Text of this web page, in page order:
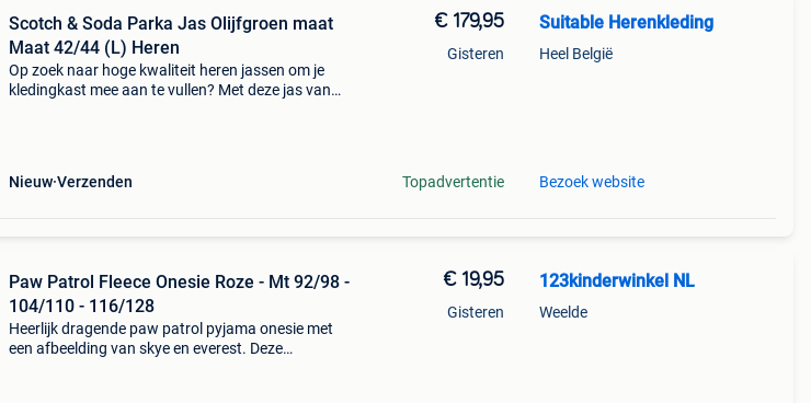
Scotch & Soda Parka Jas Olijfgroen maat
Maat 42/44 (L) Heren
Op zoek naar hoge kwaliteit heren jassen om je
kledingkast mee aan te vullen? Met deze jas van
Nieuw Verzenden
€ 179,95
Gisteren
Topadvertentie
Suitable Herenkleding
Heel België
Bezoek website
Paw Patrol Fleece Onesie Roze - Mt 92/98 -
104/110 - 116/128
Heerlijk dragende paw patrol pyjama onesie met
een afbeelding van skye en everest. Deze
€ 19,95
Gisteren
123kinderwinkel NL
Weelde